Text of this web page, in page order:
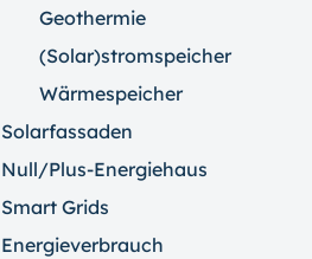
Geothermie
(Solar)stromspeicher
Wärmespeicher
Solarfassaden
Null/Plus-Energiehaus
Smart Grids
Energieverbrauch